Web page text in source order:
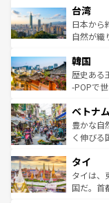
ならではの贅
情報はコ
れるおも
人々、お
ク、伝統
ワイを、存分に
はコンテ
リアリー
ク）、タ
ど、見ど
いる。ア
ビング、
い。オー
参照して
台湾
日本から
自然が織
ン）、静
と山間の
驚きをも
容にもい
照してほ
韓国
歴史ある
-POPで
き、地方
できる。
まで、さ
リティに
覧を参照
ベトナ
豊かな自
く伸びる
急速な発
ーチミン
醸し出し
タイ
タイは、
国だ。首